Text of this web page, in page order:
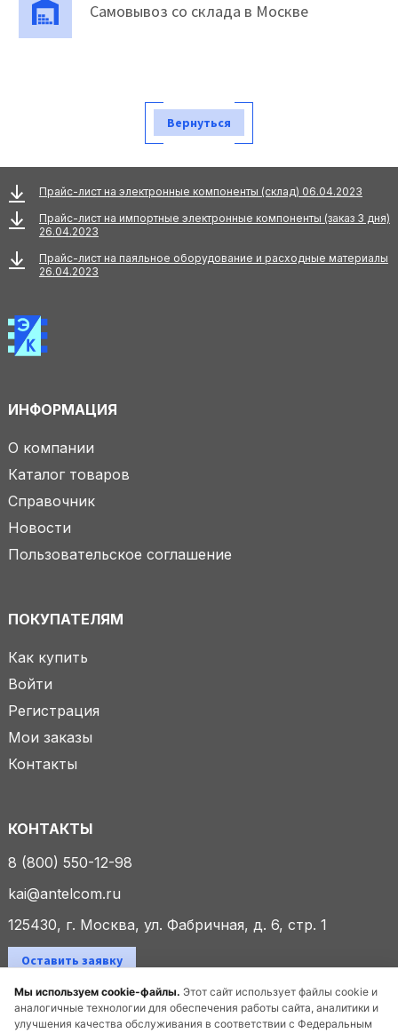
Мы используем cookie-файлы. Этот сайт использует файлы cookie и
аналогичные технологии для обеспечения работы сайта, аналитики и
улучшения качества обслуживания в соответствии с Федеральным
Самовывоз со склада в Москве
Вернуться
Прайс-лист на электронные компоненты (склад) 06.04.2023
Прайс-лист на импортные электронные компоненты (заказ 3 дня)
26.04.2023
Прайс-лист на паяльное оборудование и расходные материалы
26.04.2023
ИНФОРМАЦИЯ
О компании
Каталог товаров
Справочник
Новости
Пользовательское соглашение
ПОКУПАТЕЛЯМ
Как купить
Войти
Регистрация
Мои заказы
Контакты
КОНТАКТЫ
8 (800) 550-12-98
kai@antelcom.ru
125430, г. Москва, ул. Фабричная, д. 6, стр. 1
Оставить заявку